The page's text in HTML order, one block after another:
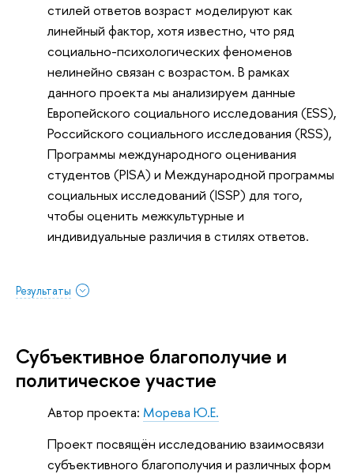
стилей ответов возраст моделируют как
линейный фактор, хотя известно, что ряд
социально-психологических феноменов
нелинейно связан с возрастом. В рамках
данного проекта мы анализируем данные
Европейского социального исследования (ESS),
Российского социального исследования (RSS),
Программы международного оценивания
студентов (PISA) и Международной программы
социальных исследований (ISSP) для того,
чтобы оценить межкультурные и
индивидуальные различия в стилях ответов.
Результаты
Субъективное благополучие и
политическое участие
Автор проекта: Морева Ю.Е.
Проект посвящён исследованию взаимосвязи
субъективного благополучия и различных форм